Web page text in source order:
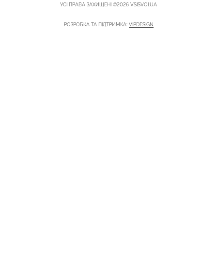
УСІ ПРАВА ЗАХИЩЕНІ ©2026 VSISVOI.UA
РОЗРОБКА ТА ПІДТРИМКА: VIPDESIGN